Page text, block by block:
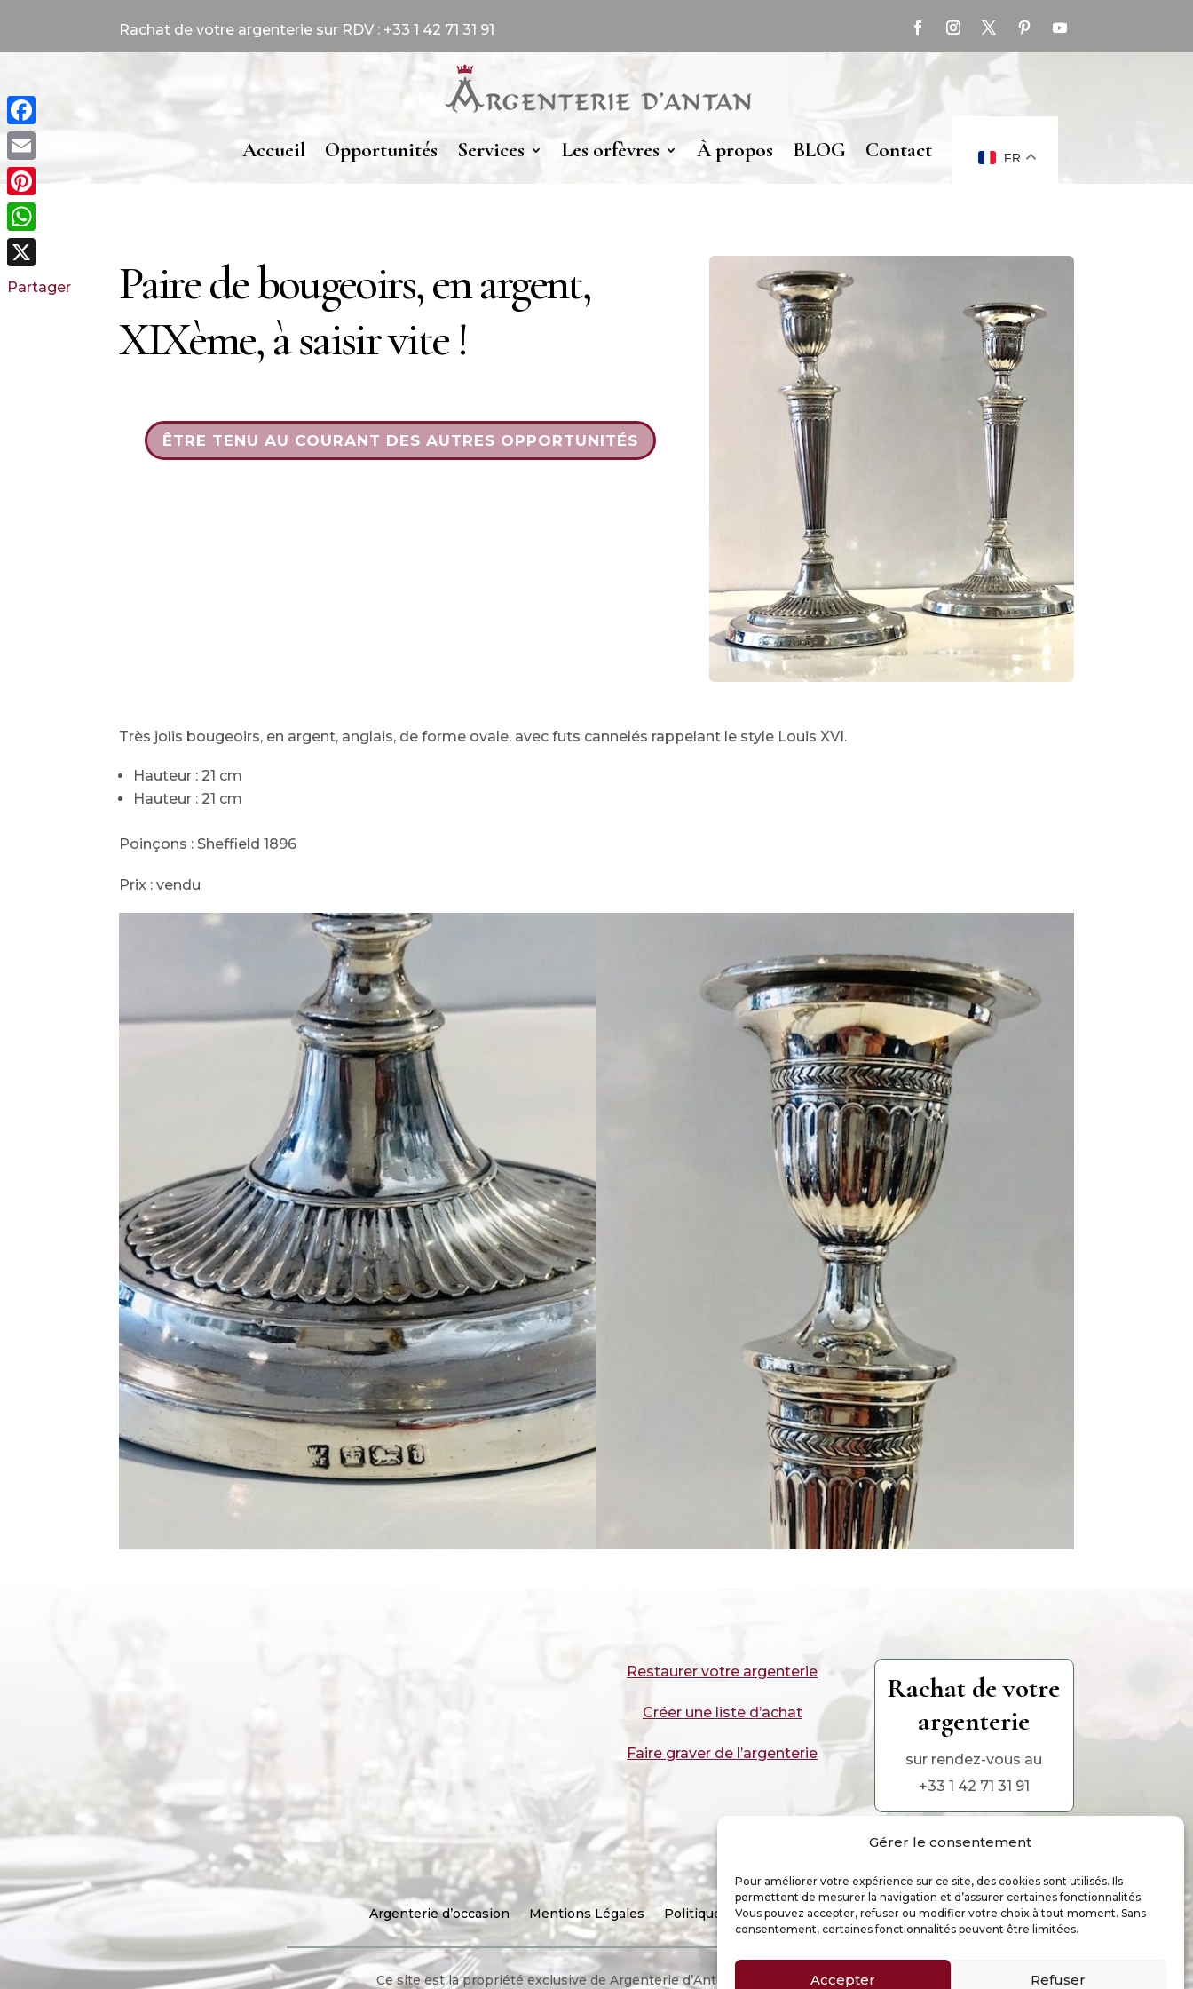
Gérer le consentement
Pour améliorer votre expérience sur ce site, des cookies sont utilisés. Ils
permettent de mesurer la navigation et d’assurer certaines fonctionnalités.
Vous pouvez accepter, refuser ou modifier votre choix à tout moment. Sans
consentement, certaines fonctionnalités peuvent être limitées.
Accepter Refuser
Rachat de votre argenterie sur RDV : +33 1 42 71 31 91
Accueil Opportunités Services Les orfèvres À propos BLOG Contact FR
Paire de bougeoirs, en argent,
XIXème, à saisir vite !
ÊTRE TENU AU COURANT DES AUTRES OPPORTUNITÉS
Très jolis bougeoirs, en argent, anglais, de forme ovale, avec futs cannelés rappelant le style Louis XVI.
Hauteur : 21 cm
Hauteur : 21 cm
Poinçons : Sheffield 1896
Prix : vendu
Restaurer votre argenterie
Créer une liste d’achat
Faire graver de l’argenterie
Rachat de votre
argenterie
sur rendez-vous au
+33 1 42 71 31 91
Argenterie d’occasion Mentions Légales Politique de cookies (UE)
Ce site est la propriété exclusive de Argenterie d’Antan, Paris – 2025
Facebook
Email
Pinterest
WhatsApp
X
Partager